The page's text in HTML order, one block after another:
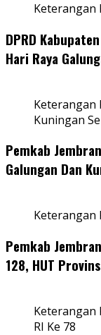
Keterangan
DPRD
Hari Raya
Keterangan
Kuningan
Pemkab
Galungan Dan
Keterangan
Pemkab
128, HUT
Keterangan
RI Ke 78